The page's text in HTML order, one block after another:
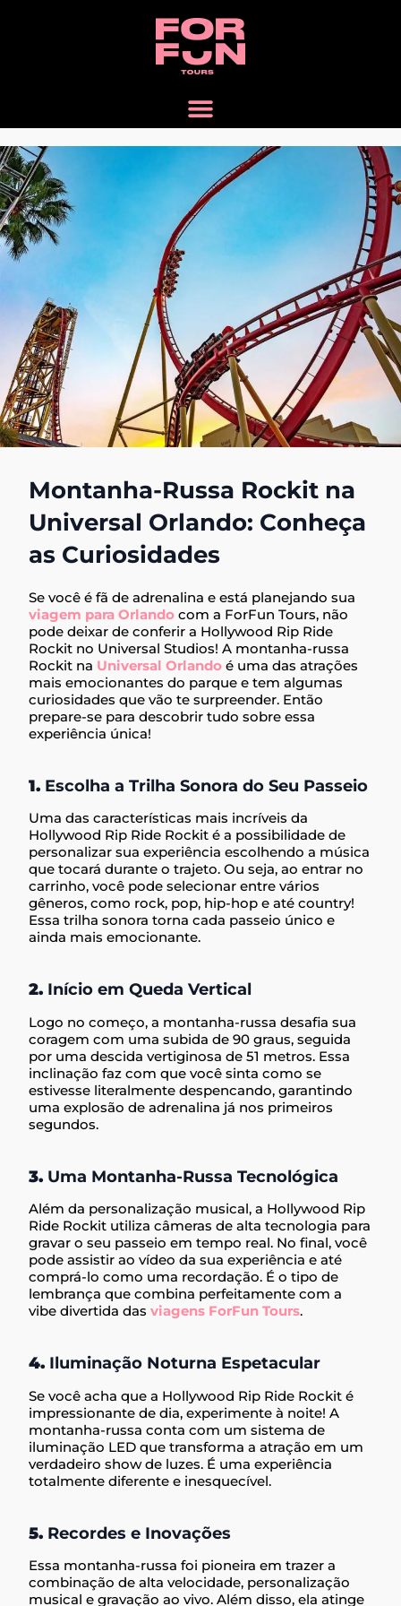
Montanha-Russa Rockit na
Universal Orlando: Conheça
as Curiosidades
Se você é fã de adrenalina e está planejando sua
viagem para Orlando com a ForFun Tours, não
pode deixar de conferir a Hollywood Rip Ride
Rockit no Universal Studios! A montanha-russa
Rockit na Universal Orlando é uma das atrações
mais emocionantes do parque e tem algumas
curiosidades que vão te surpreender. Então
prepare-se para descobrir tudo sobre essa
experiência única!
1. Escolha a Trilha Sonora do Seu Passeio
Uma das características mais incríveis da
Hollywood Rip Ride Rockit é a possibilidade de
personalizar sua experiência escolhendo a música
que tocará durante o trajeto. Ou seja, ao entrar no
carrinho, você pode selecionar entre vários
gêneros, como rock, pop, hip-hop e até country!
Essa trilha sonora torna cada passeio único e
ainda mais emocionante.
2. Início em Queda Vertical
Logo no começo, a montanha-russa desafia sua
coragem com uma subida de 90 graus, seguida
por uma descida vertiginosa de 51 metros. Essa
inclinação faz com que você sinta como se
estivesse literalmente despencando, garantindo
uma explosão de adrenalina já nos primeiros
segundos.
3. Uma Montanha-Russa Tecnológica
Além da personalização musical, a Hollywood Rip
Ride Rockit utiliza câmeras de alta tecnologia para
gravar o seu passeio em tempo real. No final, você
pode assistir ao vídeo da sua experiência e até
comprá-lo como uma recordação. É o tipo de
lembrança que combina perfeitamente com a
vibe divertida dasviagens ForFun Tours.
4. Iluminação Noturna Espetacular
Se você acha que a Hollywood Rip Ride Rockit é
impressionante de dia, experimente à noite! A
montanha-russa conta com um sistema de
iluminação LED que transforma a atração em um
verdadeiro show de luzes. É uma experiência
totalmente diferente e inesquecível.
5. Recordes e Inovações
Essa montanha-russa foi pioneira em trazer a
combinação de alta velocidade, personalização
musical e gravação ao vivo. Além disso, ela atinge